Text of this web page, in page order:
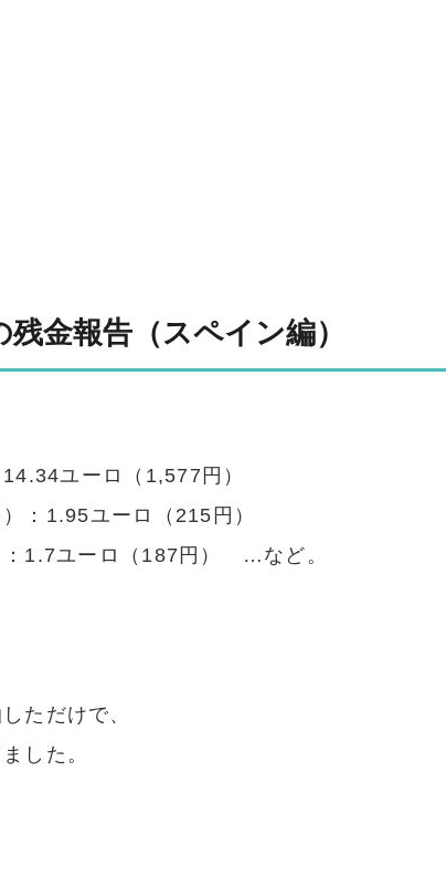
金報告（スペイン編）
ユーロ（1,577円）
：1.95ユーロ（215円）
：1.7ユーロ（187円） …など。
ただけで、
した。